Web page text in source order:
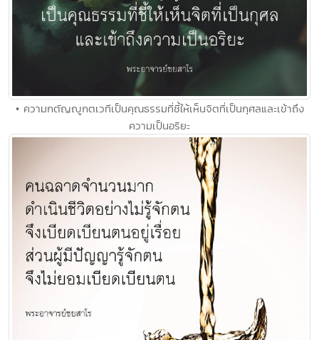
• ความกตัญญูกตเวทีเป็นคุณธรรมที่ชี้ให้เห็นจิตที่เป็นกุศลและเข้าถึง
ความเป็นอริยะ